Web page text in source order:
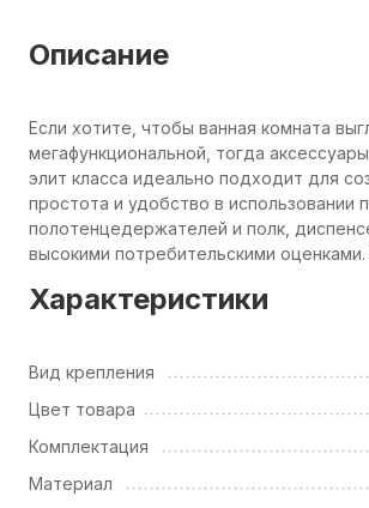
Описание
Если хотите, чтобы ванная комната
мегафункциональной, тогда
элит класса идеально подходит для
простота и удобство в
полотенцедержателей и полк,
высокими потребительскими
Характеристики
Вид крепления
Цвет товара
Комплектация
Материал